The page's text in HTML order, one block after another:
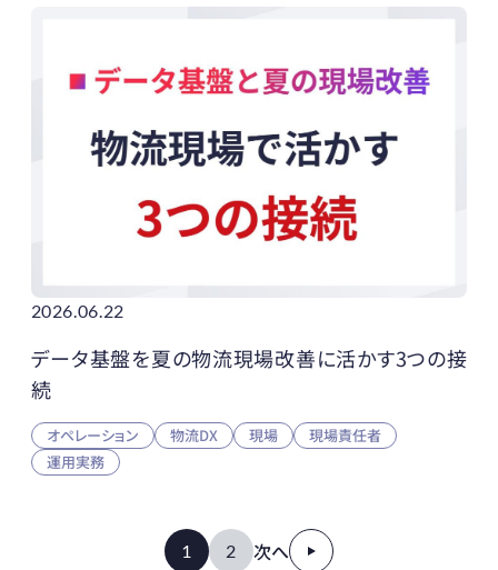
2026.06.22
データ基盤を夏の物流現場改善に活かす3つの接
続
オペレーション 物流DX 現場
現場責任者
運用実務
1 2 次へ